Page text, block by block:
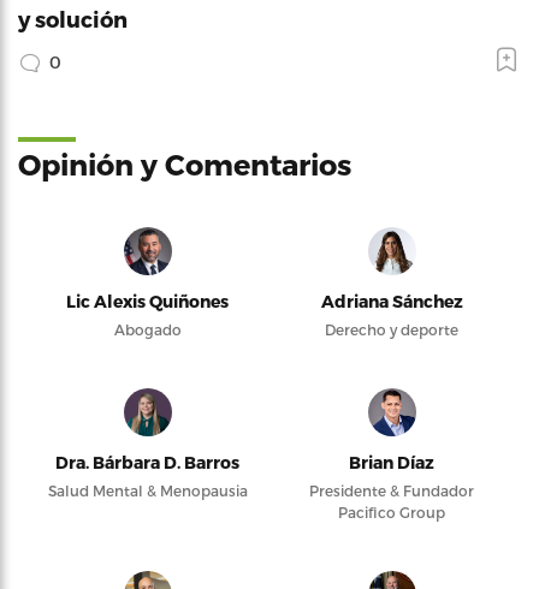
y solución
0
Opinión y Comentarios
Lic Alexis Quiñones
Abogado
Adriana Sánchez
Derecho y deporte
Dra. Bárbara D. Barros
Salud Mental & Menopausia
Brian Díaz
Presidente & Fundador
Pacifico Group